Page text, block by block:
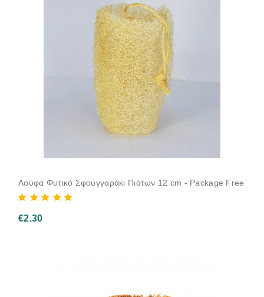
Λούφα Φυτικό Σφουγγαράκι Πιάτων 12 cm - Package Free
€2.30